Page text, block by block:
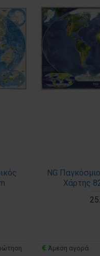
NG
Χάρτης
Άμεση αγορά